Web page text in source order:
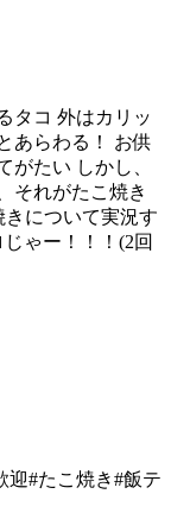
タコ 外はカリッ
あらわる！ お供
がたい しかし、
それがたこ焼き
きについて実況す
ゃー！！！(2回
迎#たこ焼き#飯テ